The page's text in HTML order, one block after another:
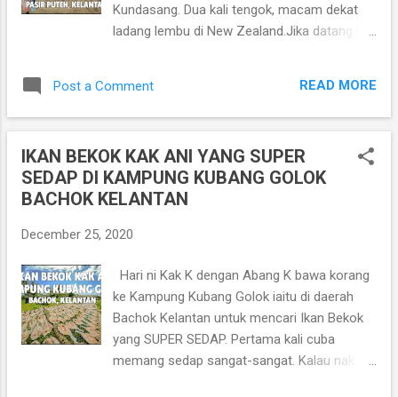
Kundasang. Dua kali tengok, macam dekat
ladang lembu di New Zealand.Jika datang ke
daerah Pasir Puteh Kelantan kira-kira enam
kilometer dari Selising dan kira-kira 22
korang nak pergi ke tempat ni, korang boleh
terus klik di link lokasi dibawah : Lokasi ke
SRZ Ternak Ladang Tenusu Jeram Mengaji
Selain keindahan alam semula jadi, Jeram
untuk aktiviti mandi-manda dan beriadah
bersama keluarga. Di sini juga terdapat pusat
susu lembu dan susu kambing. Ia diperah
segar di gerai penduduk tempatan yang dicat
Post a Comment READ MORE
IKAN BEKOK KAK ANI YANG SUPER
SEDAP DI KAMPUNG KUBANG GOLOK
BACHOK KELANTAN
December 25, 2020
Hari ni Kak K dengan Abang K bawa korang
ke Kampung Kubang Golok iaitu di daerah
Bachok Kelantan untuk mencari Ikan Bekok
yang SUPER SEDAP. Pertama kali cuba
memang sedap sangat-sangat. Kalau nak